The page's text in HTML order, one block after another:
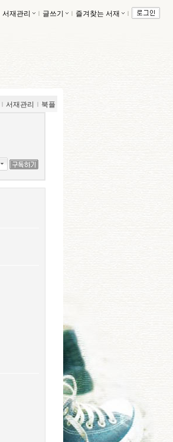
서재관리 ｌ 글쓰기 ｌ 즐겨찾는 서재 ｌ
ｌ 서재관리 ｌ 북플